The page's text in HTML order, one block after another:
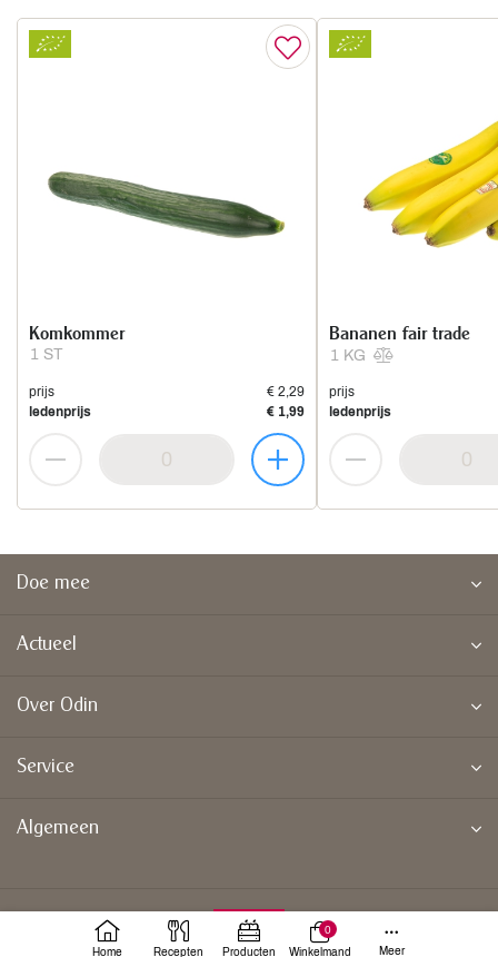
1 ST
Komkommer
prijs
€ 2,29
ledenprijs
€ 1,99
1 KG
Bananen fair trade
prijs
ledenprijs
Doe mee
Actueel
Over Odin
Service
Algemeen
Home Recepten Producten
0
Winkelmand
Meer